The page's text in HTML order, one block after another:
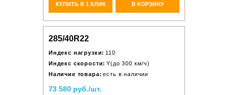
КУПИТЬ В 1 КЛИК В КОРЗИНУ
285/40R22
Индекс нагрузки: 110
Индекс скорости: Y(до 300 км/ч)
Наличие товара: есть в наличии
73 580 руб./шт.